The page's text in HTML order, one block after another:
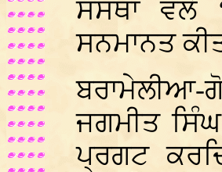
ਸੰਸਥਾ ਵਲੋਂ
ਸਨਮਾਨਤ
ਬਰਾਮੇਲੀਆ-
ਜਗਮੀਤ
ਪ੍ਰਗਟ